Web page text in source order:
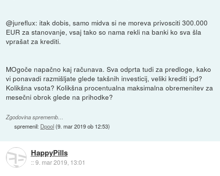
@jureflux: itak dobis, samo midva si ne moreva privosciti 300.000
EUR za stanovanje, vsaj tako so nama rekli na banki ko sva šla
vprašat za krediti.
MOgoče napačno kaj računava. Sva odprta tudi za predloge, kako
vi ponavadi razmišljate glede takšnih investicij, veliki krediti ipd?
Kolikšna vsota? Kolikšna procentualna maksimalna obremenitev za
mesečni obrok glede na prihodke?
Zgodovina sprememb…
spremenil: Dpool(9. mar 2019 ob 12:53)
HappyPills
::9. mar 2019, 13:01